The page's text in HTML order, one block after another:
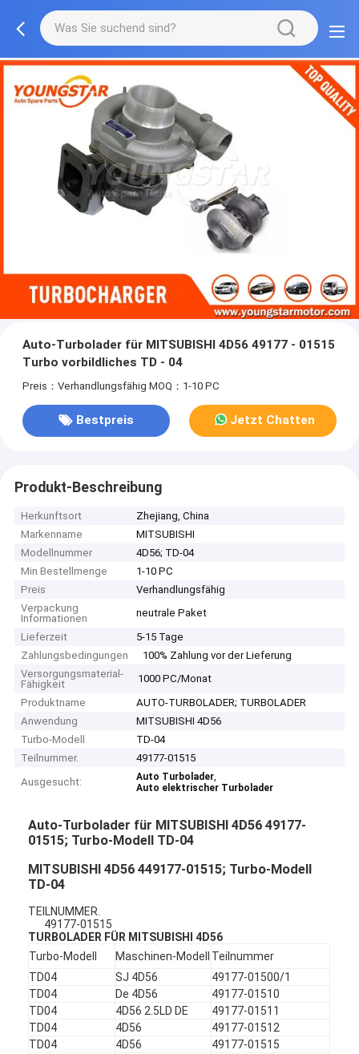
Auto-Turbolader für MITSUBISHI 4D56 49177 - 01515
Turbo vorbildliches TD - 04
Preis：Verhandlungsfähig MOQ：1-10 PC
Bestpreis Jetzt Chatten
Produkt-Beschreibung
Herkunftsort
Zhejiang, China
Markenname
MITSUBISHI
Modellnummer
4D56; TD-04
Min Bestellmenge
1-10 PC
Preis
Verhandlungsfähig
Verpackung
Informationen
neutrale Paket
Lieferzeit
5-15 Tage
Zahlungsbedingungen
100% Zahlung vor der Lieferung
Versorgungsmaterial-
Fähigkeit
1000 PC/Monat
Produktname
AUTO-TURBOLADER; TURBOLADER
Anwendung
MITSUBISHI 4D56
Turbo-Modell
TD-04
Teilnummer.
49177-01515
Ausgesucht:
Auto Turbolader,
Auto elektrischer Turbolader
Auto-Turbolader für MITSUBISHI 4D56 49177-
01515; Turbo-Modell TD-04
MITSUBISHI 4D56 449177-01515; Turbo-Modell
TD-04
TEILNUMMER.
49177-01515
TURBOLADER FÜR MITSUBISHI 4D56
Turbo-Modell
Maschinen-Modell
Teilnummer
TD04
SJ 4D56
49177-01500/1
TD04
De 4D56
49177-01510
TD04
4D56 2.5LD DE
49177-01511
TD04
4D56
49177-01512
TD04
4D56
49177-01515